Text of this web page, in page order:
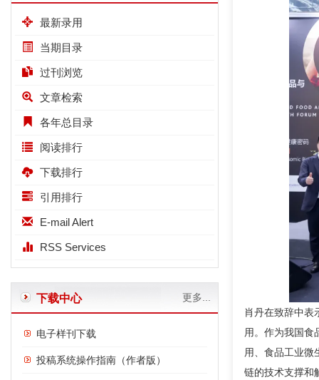
肖丹在致辞中表
用。作为我国食
用、食品工业微
链的技术支撑和
最新录用
当期目录
过刊浏览
文章检索
各年总目录
阅读排行
下载排行
引用排行
E-mail Alert
RSS Services
下载中心 更多...
电子样刊下载
投稿系统操作指南（作者版）